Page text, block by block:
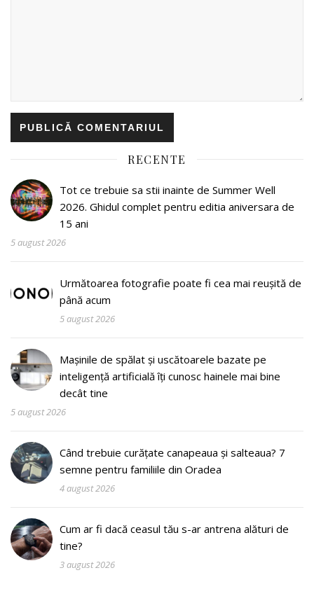
RECENTE
Tot ce trebuie sa stii inainte de Summer Well
2026. Ghidul complet pentru editia aniversara de
15 ani
5 august 2026
Următoarea fotografie poate fi cea mai reușită de
până acum
5 august 2026
Mașinile de spălat și uscătoarele bazate pe
inteligență artificială îți cunosc hainele mai bine
decât tine
5 august 2026
Când trebuie curățate canapeaua și salteaua? 7
semne pentru familiile din Oradea
4 august 2026
Cum ar fi dacă ceasul tău s-ar antrena alături de
tine?
3 august 2026